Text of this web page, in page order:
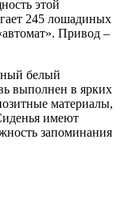
этой
245 лошадиных
Привод –
белый
выполнен в ярких
материалы,
имеют
запоминания